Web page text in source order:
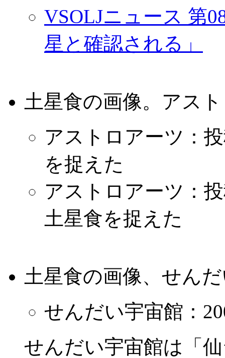
VSOLJニュース 第
星と確認される」
土星食の画像。アス
アストロアーツ：
を捉えた
アストロアーツ：
土星食を捉えた
土星食の画像、せん
せんだい宇宙館：
せんだい宇宙館は「